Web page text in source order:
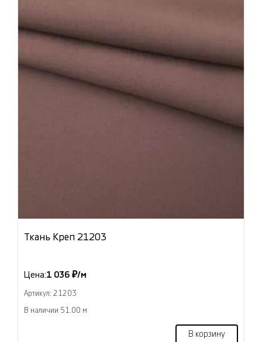
Ткань Креп 21203
Цена:1 036 ₽/м
Артикул: 21203
В наличии 51.00 м
В корзину